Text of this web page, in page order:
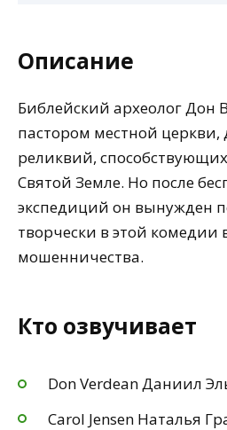
Описание
Библейский археолог Дон
пастором местной церкви,
реликвий,
Святой Земле. Но после
экспедиций он вынужден
творчески в этой комедии
мошенничества.
Кто озвучивает
Don Verdean Даниил
Carol Jensen Наталья